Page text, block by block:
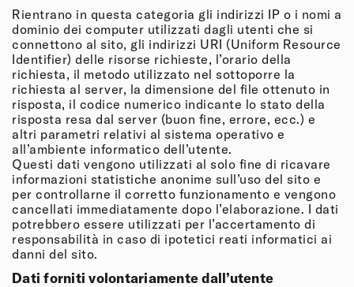
Rientrano in questa categoria gli indirizzi IP o i nomi a
dominio dei computer utilizzati dagli utenti che si
connettono al sito, gli indirizzi URI (Uniform Resource
Identifier) delle risorse richieste, l’orario della
richiesta, il metodo utilizzato nel sottoporre la
richiesta al server, la dimensione del file ottenuto in
risposta, il codice numerico indicante lo stato della
risposta resa dal server (buon fine, errore, ecc.) e
altri parametri relativi al sistema operativo e
all’ambiente informatico dell’utente.
Questi dati vengono utilizzati al solo fine di ricavare
informazioni statistiche anonime sull’uso del sito e
per controllarne il corretto funzionamento e vengono
cancellati immediatamente dopo l’elaborazione. I dati
potrebbero essere utilizzati per l’accertamento di
responsabilità in caso di ipotetici reati informatici ai
danni del sito.
Dati forniti volontariamente dall’utente